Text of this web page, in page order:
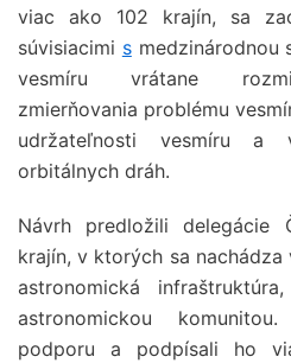
viac ako 102 krajín, sa
súvisiacimi smedzinárodnou
vesmíru vrátane
zmierňovania problému
udržateľnosti vesmíru a
orbitálnych dráh.
Návrh predložili delegácie
krajín, v ktorých sa nachádza
astronomická
astronomickou
podporu a podpísali ho